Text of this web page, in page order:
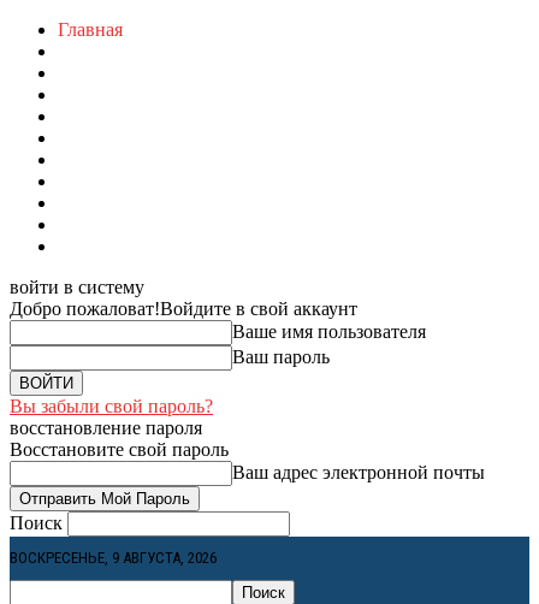
Главная
войти в систему
Добро пожаловат!Войдите в свой аккаунт
Ваше имя пользователя
Ваш пароль
Вы забыли свой пароль?
восстановление пароля
Восстановите свой пароль
Ваш адрес электронной почты
Поиск
ВОСКРЕСЕНЬЕ, 9 АВГУСТА, 2026